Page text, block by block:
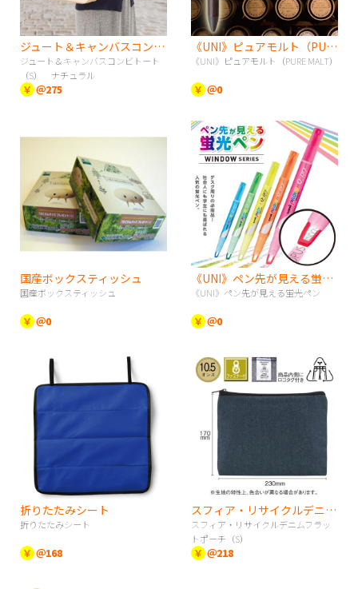
ジュート＆キャンバスコンビトート（S） ナチュラル
ジュート＆キャンバスコンビトート
（S） ナチュラル
￥ ＠275
《UNI》ピュアモルト（PURE MALT）
《UNI》ピュアモルト（PURE MALT）
￥ ＠0
国産ボックスティッシュ
国産ボックスティッシュ
￥ ＠0
《UNI》ペン先が見える蛍光ペン
《UNI》ペン先が見える蛍光ペン
￥ ＠0
折りたたみシート
折りたたみシート
￥ ＠168
スフィア・リサイクルデニムフラットポーチ（S）
スフィア・リサイクルデニムフラッ
トポーチ（S）
￥ ＠218